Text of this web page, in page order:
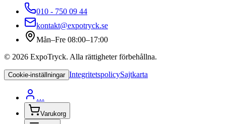
010 - 750 09 44
kontakt@expotryck.se
Mån–Fre 08:00–17:00
© 2026 ExpoTryck. Alla rättigheter förbehållna.
Cookie-inställningar IntegritetspolicySajtkarta
…
Varukorg